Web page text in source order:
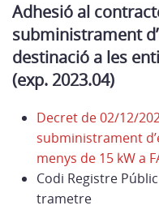
Adhesió al
subministrament
destinació a les
(exp. 2023.04)
Decret de 02/12/
subministrament
menys de 15 kW a
Codi Registre
trametre